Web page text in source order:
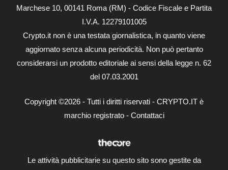
Marchese 10, 00141 Roma (RM) - Codice Fiscale e Partita
I.V.A. 12279101005
Crypto.it non è una testata giornalistica, in quanto viene
aggiornato senza alcuna periodicità. Non può pertanto
considerarsi un prodotto editoriale ai sensi della legge n. 62
del 07.03.2001
Copyright ©2026 - Tutti i diritti riservati - CRYPTO.IT è
marchio registrato - Contattaci
Le attività pubblicitarie su questo sito sono gestite da